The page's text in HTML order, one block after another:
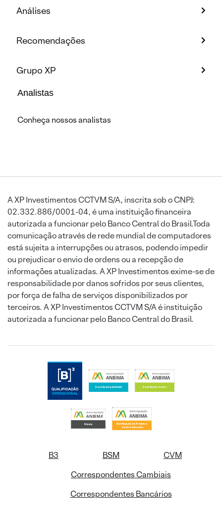
Análises
Recomendações
Grupo XP
Analistas
Conheça nossos analistas
A XP Investimentos CCTVM S/A, inscrita sob o CNPJ:
02.332.886/0001-04, é uma instituição financeira
autorizada a funcionar pelo Banco Central do Brasil.Toda
comunicação através de rede mundial de computadores
está sujeita a interrupções ou atrasos, podendo impedir
ou prejudicar o envio de ordens ou a recepção de
informações atualizadas. A XP Investimentos exime-se de
responsabilidade por danos sofridos por seus clientes,
por força de falha de serviços disponibilizados por
terceiros. A XP Investimentos CCTVM S/A é instituição
autorizada a funcionar pelo Banco Central do Brasil.
B3 BSM
CVM
Correspondentes Cambiais
Correspondentes Bancários